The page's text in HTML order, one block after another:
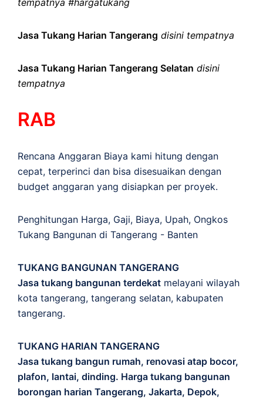
Jasa Tukang Harian Tangerang disini tempatnya
Jasa Tukang Harian Tangerang Selatan disini
tempatnya
RAB
Rencana Anggaran Biaya kami hitung dengan
cepat, terperinci dan bisa disesuaikan dengan
budget anggaran yang disiapkan per proyek.
Penghitungan Harga, Gaji, Biaya, Upah, Ongkos
Tukang Bangunan di Tangerang - Banten
TUKANG BANGUNAN TANGERANG
Jasa tukang bangunan terdekat melayani wilayah
kota tangerang, tangerang selatan, kabupaten
tangerang.
TUKANG HARIAN TANGERANG
Jasa tukang bangun rumah, renovasi atap bocor,
plafon, lantai, dinding. Harga tukang bangunan
borongan harian Tangerang, Jakarta, Depok,